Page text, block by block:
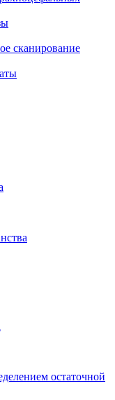
сканирование
остаточной